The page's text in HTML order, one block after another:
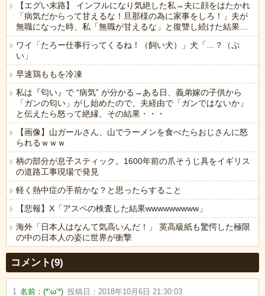
【エグい末路】 インフルになり気絶した私→夫に顔をはたかれ
「病気だからって甘えるな！旦那様の為に家事をしろ！」夫が
無職になった時、私「無職が甘えるな」と復讐し続けた結果…
ワイ「たろー仕事行ってくるね！（飼い犬）」犬「…？（ぷ
い」
早速鶏ももを冷凍
私は『匂い』で “病気” が分かる→ある日、義弟嫁の子供から
「ガンの匂い」がし始めたので、夫経由で「ガンではないか」
と伝えたら怒って絶縁、その結果・・・
【画像】山ガールさん、山でラーメンを食べたらおじさんに怒
られるｗｗｗ
柄の部分が息子スティック。1600年前の爪そうじ具をイギリス
の道路工事現場で発見
軽く熱中症の手前かな？と思ったらすること
【悲報】X「アスペの検査した結果wwwwwwwww」
海外「日本人はなんて気高いんだ！」 英高級紙も驚愕した極限
の中の日本人の姿に世界が衝撃
Powered by livedoor 相互RSS
コメント(9)
1 名前：(*‘ω‘*) 投稿日： 2018年10月6日 21:30:03